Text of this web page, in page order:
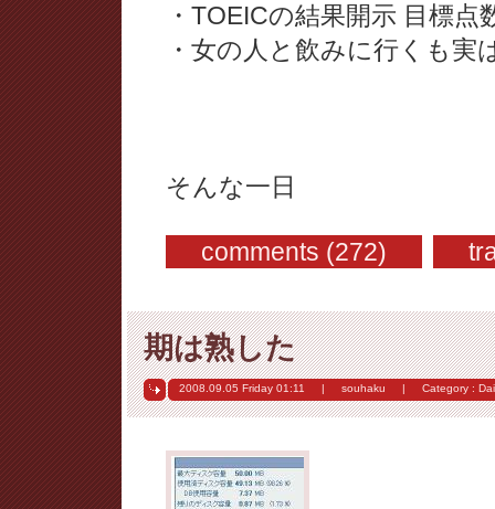
・TOEICの結果開示 目標点
・女の人と飲みに行くも実
そんな一日
comments (272)
期は熟した
2008.09.05 Friday 01:11 | souhaku | Category :